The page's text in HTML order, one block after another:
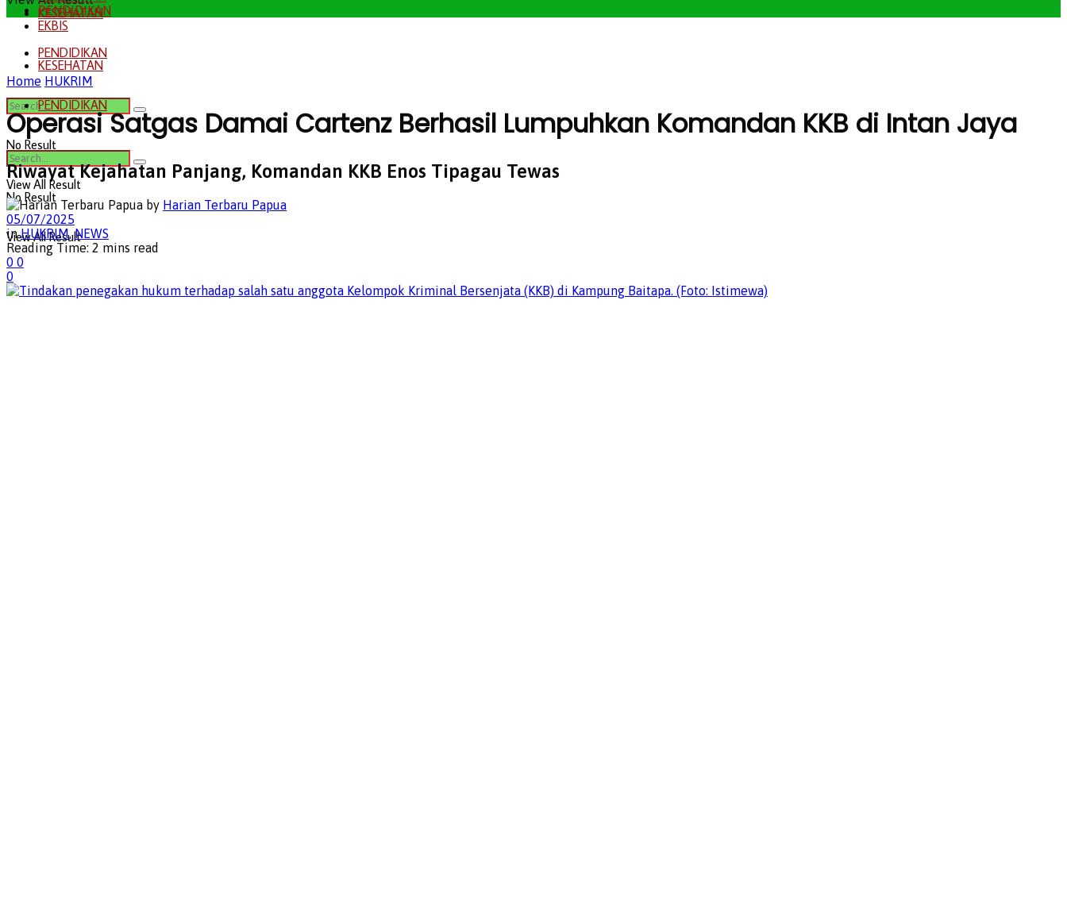
KESEHATAN
PENDIDIKAN
No Result
View All Result
EKBIS
KESEHATAN
PENDIDIKAN
No Result
View All Result
PENDIDIKAN
Home HUKRIM
Operasi Satgas Damai Cartenz Berhasil Lumpuhkan Komandan KKB di Intan Jaya
Riwayat Kejahatan Panjang, Komandan KKB Enos Tipagau Tewas
by Harian Terbaru Papua
05/07/2025
in HUKRIM,NEWS
Reading Time: 2 mins read
0 0
0